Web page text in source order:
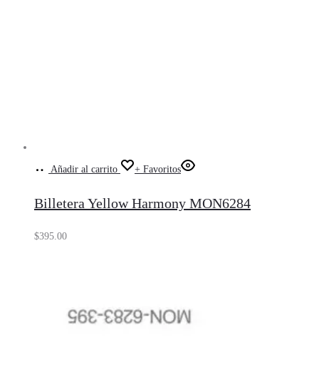
Añadir al carrito + Favoritos
Billetera Yellow Harmony MON6284
$395.00